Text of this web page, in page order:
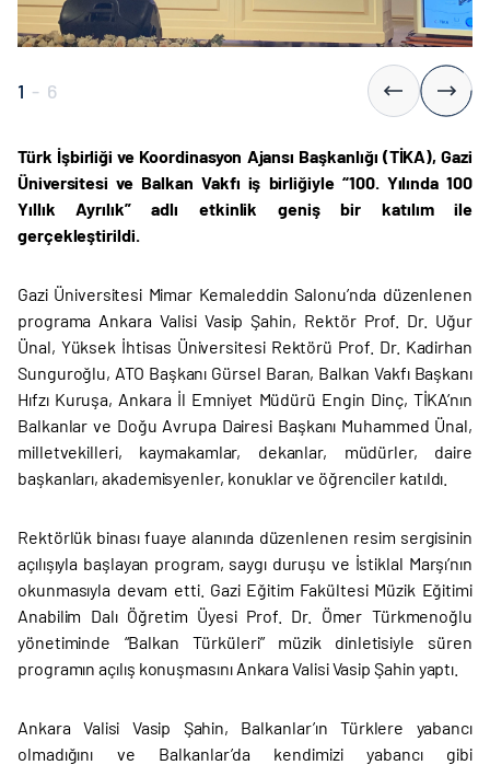
1 - 6
Türk İşbirliği ve Koordinasyon Ajansı Başkanlığı (TİKA), Gazi
Üniversitesi ve Balkan Vakfı iş birliğiyle “100. Yılında 100
Yıllık Ayrılık” adlı etkinlik geniş bir katılım ile
gerçekleştirildi.
Gazi Üniversitesi Mimar Kemaleddin Salonu’nda düzenlenen
programa Ankara Valisi Vasip Şahin, Rektör Prof. Dr. Uğur
Ünal, Yüksek İhtisas Üniversitesi Rektörü Prof. Dr. Kadirhan
Sunguroğlu, ATO Başkanı Gürsel Baran, Balkan Vakfı Başkanı
Hıfzı Kuruşa, Ankara İl Emniyet Müdürü Engin Dinç, TİKA’nın
Balkanlar ve Doğu Avrupa Dairesi Başkanı Muhammed Ünal,
milletvekilleri, kaymakamlar, dekanlar, müdürler, daire
başkanları, akademisyenler, konuklar ve öğrenciler katıldı.
Rektörlük binası fuaye alanında düzenlenen resim sergisinin
açılışıyla başlayan program, saygı duruşu ve İstiklal Marşı’nın
okunmasıyla devam etti. Gazi Eğitim Fakültesi Müzik Eğitimi
Anabilim Dalı Öğretim Üyesi Prof. Dr. Ömer Türkmenoğlu
yönetiminde “Balkan Türküleri” müzik dinletisiyle süren
programın açılış konuşmasını Ankara Valisi Vasip Şahin yaptı.
Ankara Valisi Vasip Şahin, Balkanlar’ın Türklere yabancı
olmadığını ve Balkanlar’da kendimizi yabancı gibi